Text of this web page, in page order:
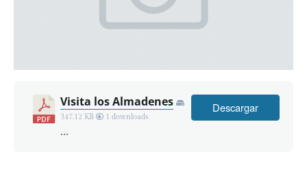
Visita los Almadenes
347.12 KB 1 downloads
...
Descargar